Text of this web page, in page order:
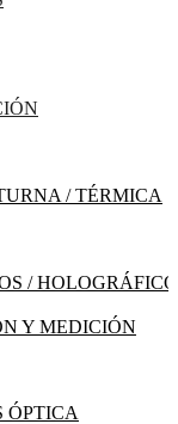
/ TÉRMICA
/
Y MEDICIÓN
ÓPTICA